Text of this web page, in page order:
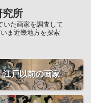
究所
いた画家を調査して
ま近畿地方を探索
江戸以前の画家